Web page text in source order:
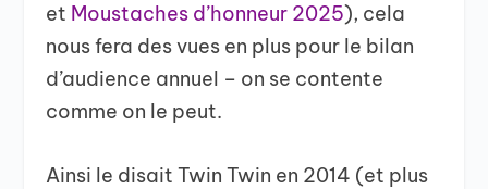
et Moustaches d’honneur 2025), cela
nous fera des vues en plus pour le bilan
d’audience annuel – on se contente
comme on le peut.
Ainsi le disait Twin Twin en 2014 (et plus